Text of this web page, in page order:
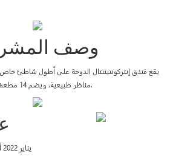
وصف
يقع فندق إنتركونتيننتال الدوحة على أطول شاطئ
مناظر طبيعية، ويضم 14 مطعمًا وبارًا.